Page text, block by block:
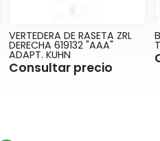
VERTEDERA DE RASETA ZRL
DERECHA 619132 "AAA"
ADAPT. KUHN
Consultar precio